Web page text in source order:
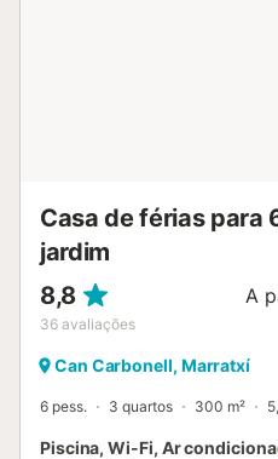
Casa de férias para
jardim
8,8
36 avaliações
A
Can Carbonell, Marratxí
6 pess. 3 quartos 300 m²
Piscina, Wi-Fi, Ar